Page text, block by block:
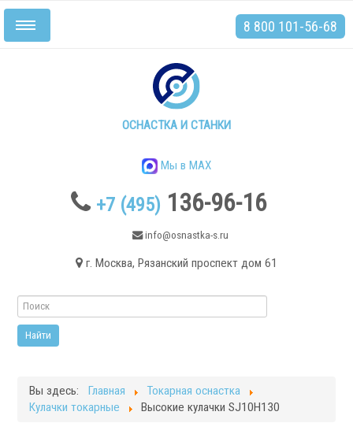
ОСНАСТКА И СТАНКИ
Мы в MAX
+7 (495) 136-96-16
info@osnastka-s.ru
г. Москва, Рязанский проспект дом 61
Включить/
выключить
8 800 101-56-68
Токарные станки
Токарные станки с ЧПУ
Плоскошлифовальные станки
Запчасти для станков
Вы здесь: Главная
Токарная оснастка
Кулачки токарные
Высокие кулачки SJ10H130